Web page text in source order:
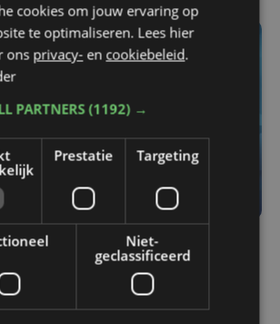
6 augustus | 21:30
van vechtpartij, is na
overleden
cookies om jouw ervaring op
te optimaliseren. Lees hier
ons privacy- en cookiebeleid.
PARTNERS(1192) →
Prestatie Targeting
Niet-
geclassificeerd